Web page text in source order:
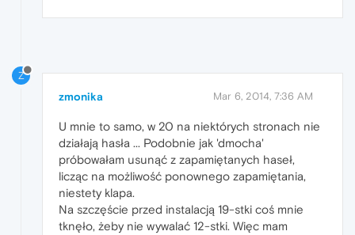
Z
zmonika Mar 6, 2014, 7:36 AM
U mnie to samo, w 20 na niektórych stronach nie
działają hasła ... Podobnie jak 'dmocha'
próbowałam usunąć z zapamiętanych haseł,
licząc na możliwość ponownego zapamiętania,
niestety klapa.
Na szczęście przed instalacją 19-stki coś mnie
tknęło, żeby nie wywalać 12-stki. Więc mam